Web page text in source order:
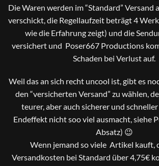
Die Waren werden im “Standard” Versand
verschickt, die Regellaufzeit beträgt 4
wie die Erfahrung zeigt) und die
versichert und Poser667 Productions
Schaden bei Verlust auf.
Weil das an sich recht uncool ist, gibt es
den “versicherten Versand” zu wählen,
teurer, aber auch sicherer und
Endeffekt nicht soo viel ausmacht, siehe
Absatz) 😉
Wenn jemand so viele Artikel kauft,
Versandkosten bei Standard über 4,75€